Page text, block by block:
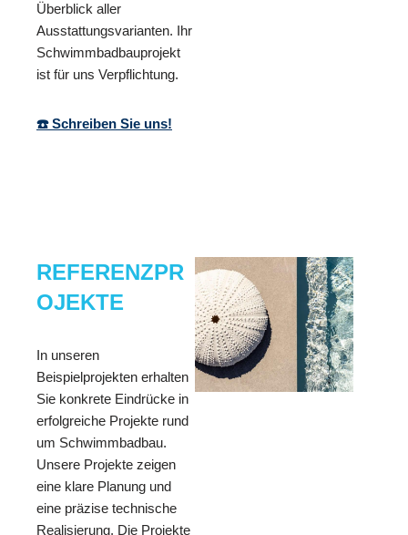
Überblick aller
Ausstattungsvarianten. Ihr
Schwimmbadbauprojekt
ist für uns Verpflichtung.
☎️ Schreiben Sie uns!
REFERENZPR
OJEKTE
In unseren
Beispielprojekten erhalten
Sie konkrete Eindrücke in
erfolgreiche Projekte rund
um Schwimmbadbau.
Unsere Projekte zeigen
eine klare Planung und
eine präzise technische
Realisierung. Die Projekte